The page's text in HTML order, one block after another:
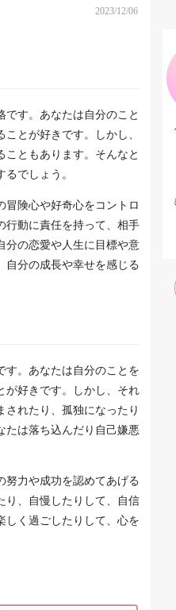
2023/12/06
です。あなたは自分のこと
とが好きです。しかし、
こともあります。そんなと
でしょう。
冒険心や好奇心をコントロ
行動に責任を持って、相手
分の恋愛や人生に目標や意
自分の成長や幸せを感じる
す。あなたは自分のことを
が好きです。しかし、それ
されたり、孤独になったり
たは落ち込んだり自己嫌悪
努力や成功を認めてあげる
り、自慢したりして、自信
しく過ごしたりして、心を